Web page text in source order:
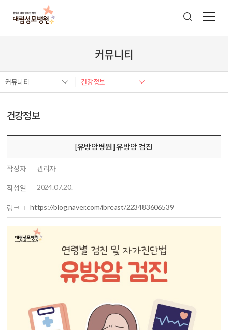
커뮤니티
커뮤니티 건강정보
건강정보
[유방암병원] 유방암 검진
작성자 관리자
작성일 2024.07.20.
링크 https://blog.naver.com/ibreast/223483606539